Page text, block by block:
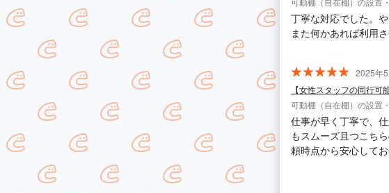
丁寧な対応でした。
また何かあれば利用
2025年
【女性スタッフの同行
可動棚（自在棚）の設置
仕事が早く丁寧で、
もスムーズ且つこち
頼時点から安心して